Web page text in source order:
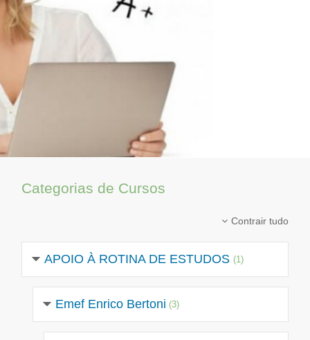
Categorias de Cursos
Contrair tudo
APOIO À ROTINA DE ESTUDOS (1)
Emef Enrico Bertoni (3)